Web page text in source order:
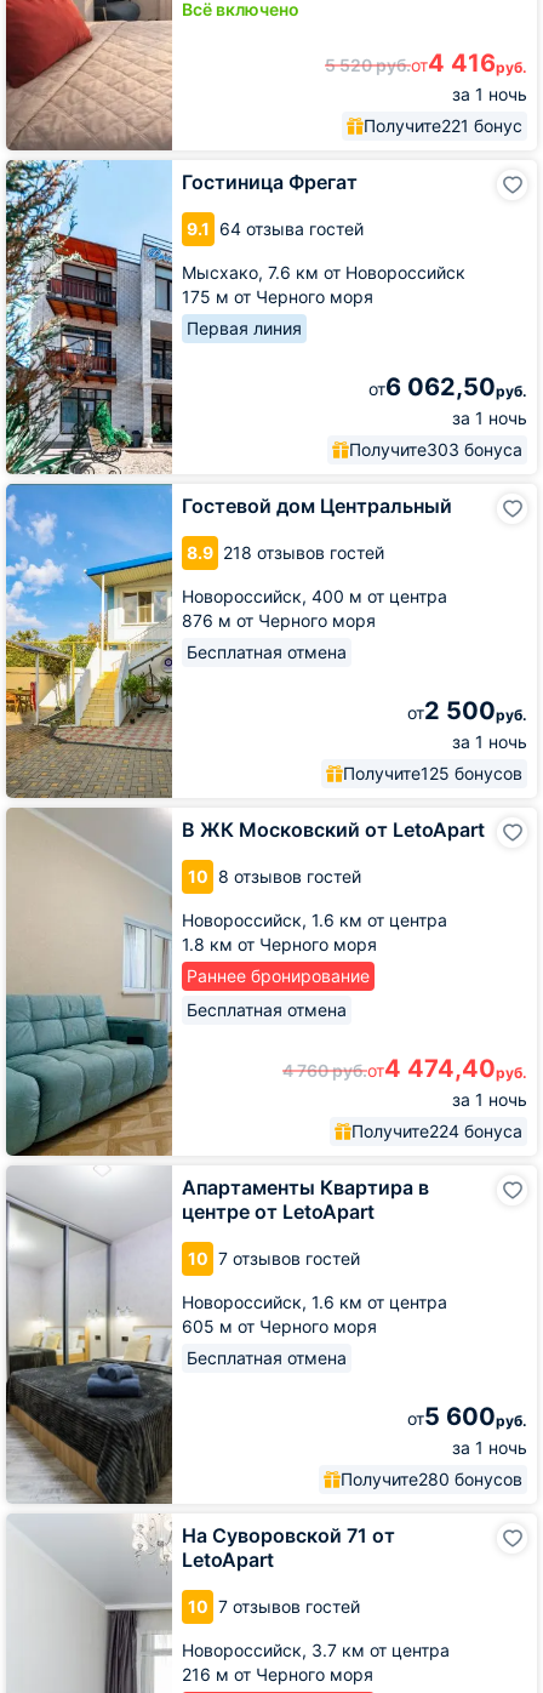
Всё включено
5 520руб.от4 416руб.
за 1 ночь
Получите221 бонус
Гостиница Фрегат
9.1 64 отзыва гостей
Мысхако, 7.6 км от Новороссийск
175 м от Черного моря
Первая линия
от6 062,50руб.
за 1 ночь
Получите303 бонуса
Гостиница
Фрегат
Гостевой дом Центральный
8.9 218 отзывов гостей
Новороссийск, 400 м от центра
876 м от Черного моря
Бесплатная отмена
от2 500руб.
за 1 ночь
Получите125 бонусов
Гостевой
дом
Центральный
В ЖК Московский от LetoApart
10 8 отзывов гостей
Новороссийск, 1.6 км от центра
1.8 км от Черного моря
Раннее бронирование
Бесплатная отмена
4 760руб.от4 474,40руб.
за 1 ночь
Получите224 бонуса
В
Апартаменты Квартира в
центре от LetoApart
10 7 отзывов гостей
Новороссийск, 1.6 км от центра
605 м от Черного моря
Бесплатная отмена
от5 600руб.
за 1 ночь
Получите280 бонусов
Апартаменты
Квартира
в
центре
На Суворовской 71 от
LetoApart
10 7 отзывов гостей
Новороссийск, 3.7 км от центра
216 м от Черного моря
На